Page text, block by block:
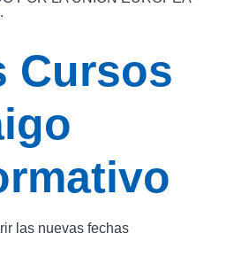
Cursos
las nuevas fechas